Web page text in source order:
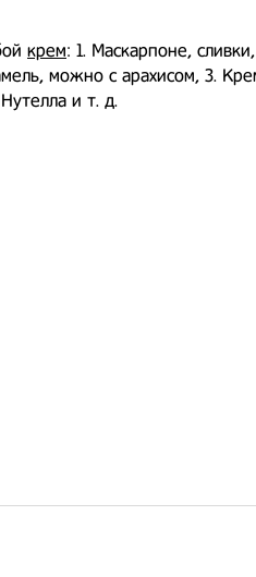
крем: 1. Маскарпоне, сливки,
можно с арахисом, 3.
и т. д.